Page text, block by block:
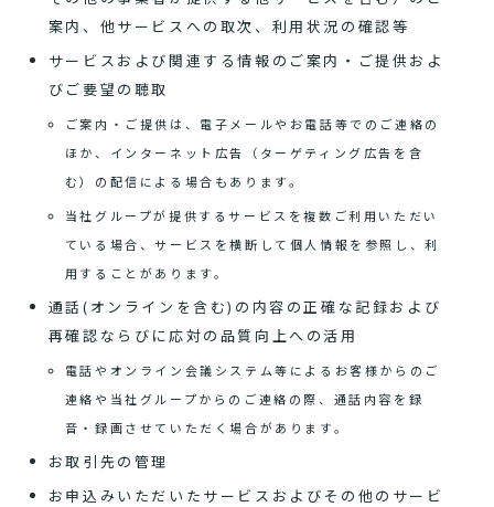
案内、他サービスへの取次、利用状況の確認等
サービスおよび関連する情報のご案内・ご提供およ
びご要望の聴取
ご案内・ご提供は、電子メールやお電話等でのご連絡の
ほか、インターネット広告（ターゲティング広告を含
む）の配信による場合もあります。
当社グループが提供するサービスを複数ご利用いただい
ている場合、サービスを横断して個人情報を参照し、利
用することがあります。
通話(オンラインを含む)の内容の正確な記録および
再確認ならびに応対の品質向上への活用
電話やオンライン会議システム等によるお客様からのご
連絡や当社グループからのご連絡の際、通話内容を録
音・録画させていただく場合があります。
お取引先の管理
お申込みいただいたサービスおよびその他のサービ